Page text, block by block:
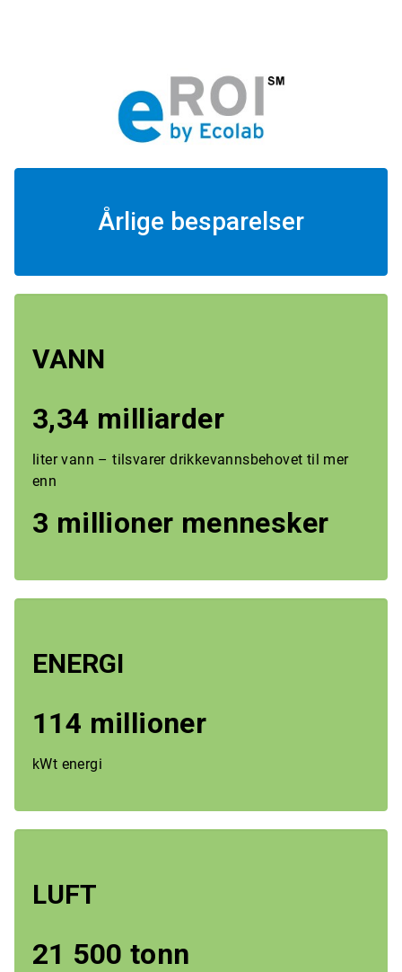
Årlige besparelser
VANN
3,34 milliarder
liter vann – tilsvarer drikkevannsbehovet til mer
enn
3 millioner mennesker
ENERGI
114 millioner
kWt energi
LUFT
21 500 tonn